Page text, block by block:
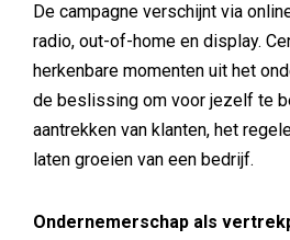
De campagne verschijnt via
radio, out-of-home en display.
herkenbare momenten uit het
de beslissing om voor jezelf te
aantrekken van klanten, het
laten groeien van een bedrijf.
Ondernemerschap als